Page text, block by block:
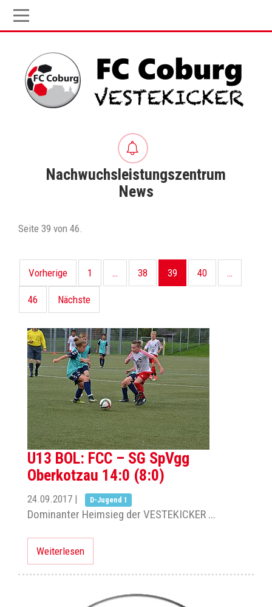
Nachwuchsleistungszentrum
News
Seite 39 von 46.
Vorherige 1 … 38 39 40 …
46 Nächste
U13 BOL: FCC – SG SpVgg
Oberkotzau 14:0 (8:0)
24.09.2017 | D-Jugend 1
Dominanter Heimsieg der VESTEKICKER ...
Weiterlesen